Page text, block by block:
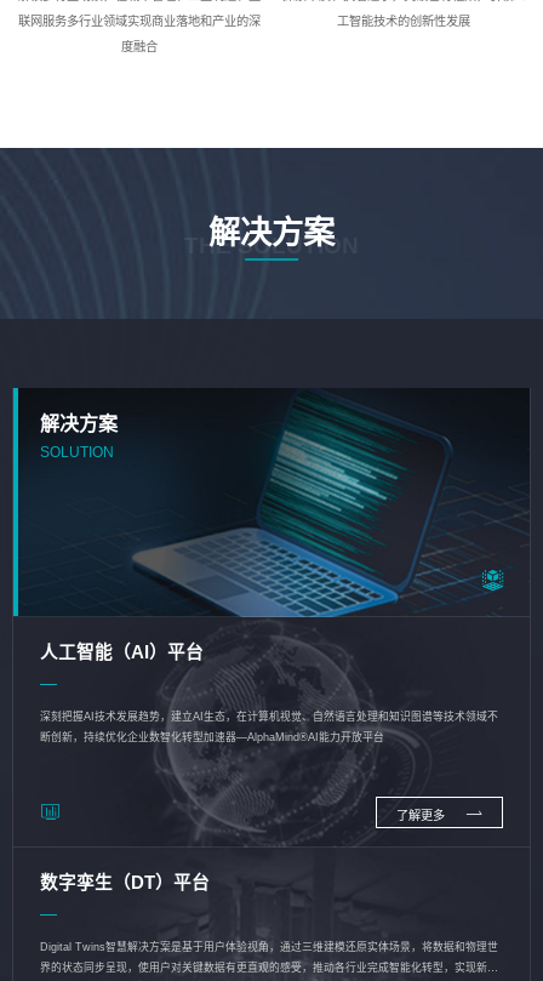
联网服务多行业领域实现商业落地和产业的深
度融合
工智能技术的创新性发展
解决方案
THE SOLUTION
解决方案
SOLUTION
人工智能（AI）平台
深刻把握AI技术发展趋势，建立AI生态，在计算机视觉、自然语言处理和知识图谱等技术领域不
断创新，持续优化企业数智化转型加速器—AlphaMind®AI能力开放平台
了解更多
数字孪生（DT）平台
Digital Twins智慧解决方案是基于用户体验视角，通过三维建模还原实体场景，将数据和物理世
界的状态同步呈现，使用户对关键数据有更直观的感受，推动各行业完成智能化转型，实现新旧